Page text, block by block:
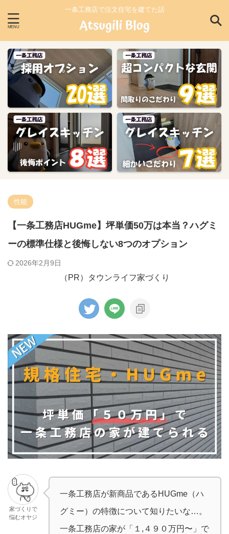
一条工務店で注文住宅を建てた話
性能
【一条工務店HUGme】坪単価50万は本当？ハグミ
ーの標準仕様と後悔しない8つのオプション
2026年2月9日
（PR）タウンライフ家づくり
家づくりで
悩むオヤジ
一条工務店が新商品であるHUGme（ハ
グミー）の特徴について知りたいな…。
一条工務店の家が「１,４９０万円〜」で